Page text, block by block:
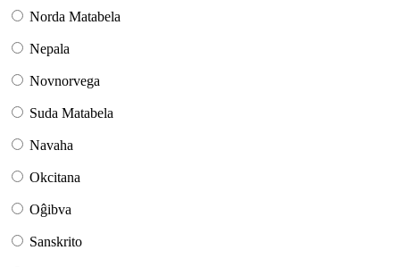
Norda Matabela
Nepala
Novnorvega
Suda Matabela
Navaha
Okcitana
Oĝibva
Sanskrito